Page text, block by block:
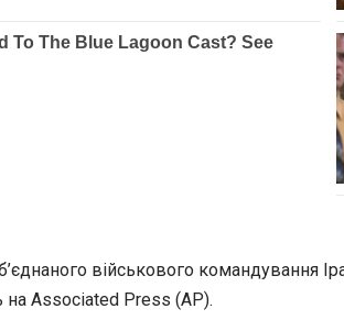
військового командування
на Associated Press (AP).